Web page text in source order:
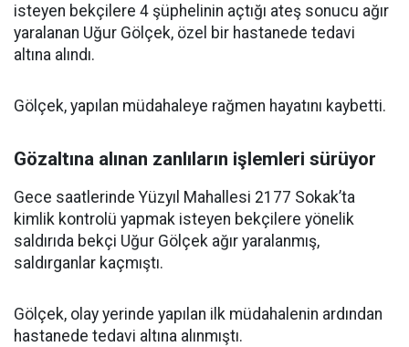
isteyen bekçilere 4 şüphelinin açtığı ateş sonucu ağır
yaralanan Uğur Gölçek, özel bir hastanede tedavi
altına alındı.
Gölçek, yapılan müdahaleye rağmen hayatını kaybetti.
Gözaltına alınan zanlıların işlemleri sürüyor
Gece saatlerinde Yüzyıl Mahallesi 2177 Sokak’ta
kimlik kontrolü yapmak isteyen bekçilere yönelik
saldırıda bekçi Uğur Gölçek ağır yaralanmış,
saldırganlar kaçmıştı.
Gölçek, olay yerinde yapılan ilk müdahalenin ardından
hastanede tedavi altına alınmıştı.